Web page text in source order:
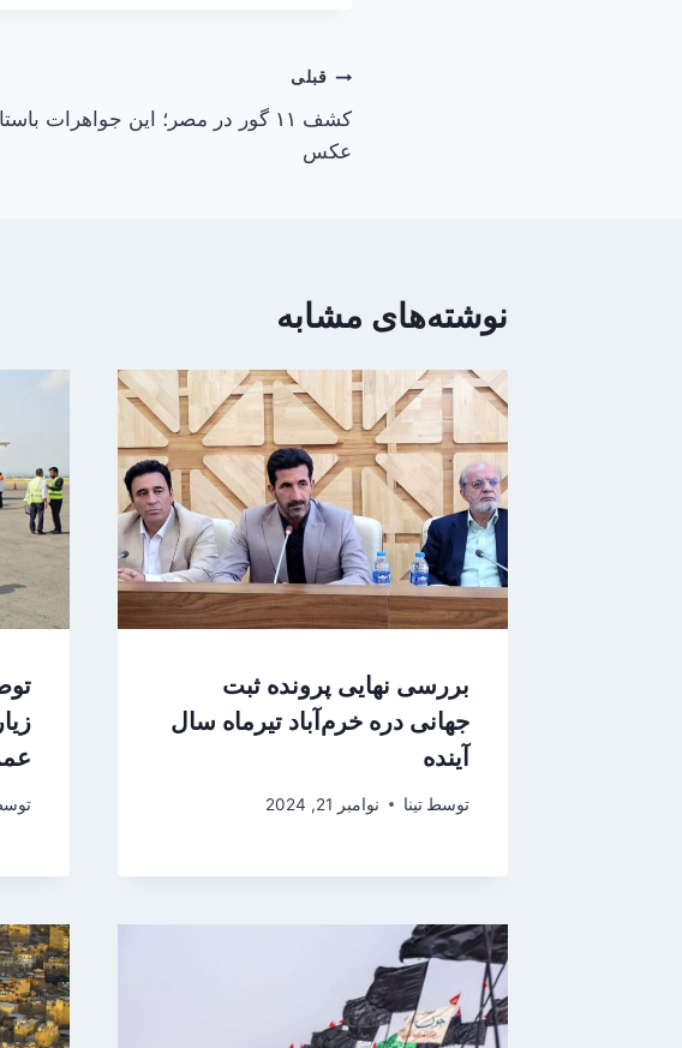
راهبری
نوشته
قبلی
کشف ۱۱ گور در مصر؛ این جواهرات
عکس
نوشته‌های مشابه
بررسی نهایی پرونده ثبت
جهانی دره خرم‌آباد تیرماه سال
آینده
توسط تینا نوامبر 21, 2024